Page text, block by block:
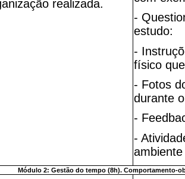
realizada.
-
estudo:
-
físico
- Fotos
durante
-
-
Módulo 2: Gestão do tempo (8h). Comportamento-